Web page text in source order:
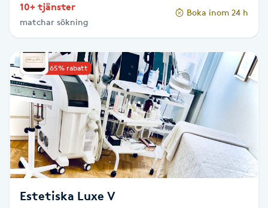
Bottenfärg
Brynformning
Brynfärgning
Brynplockning
Bröllopsuppsättning
C
Celluliter
10+ tjänster
matchar sökning
Boka inom 24 h
Upp till 65% rabatt
Estetiska Luxe V